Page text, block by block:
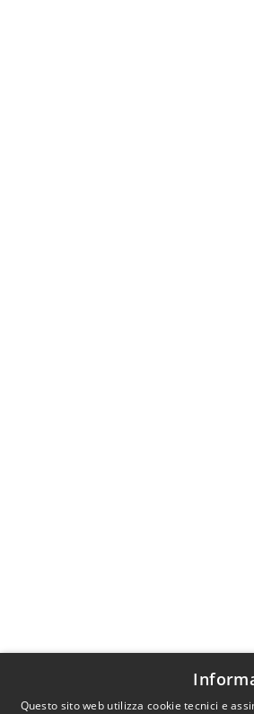
Questo sito web utilizza cookie tecnici e